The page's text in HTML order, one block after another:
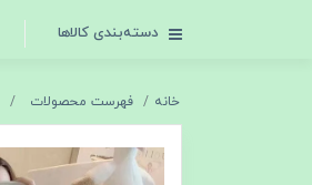
دسته‌بندی کالاها
خانه فهرست محصولات